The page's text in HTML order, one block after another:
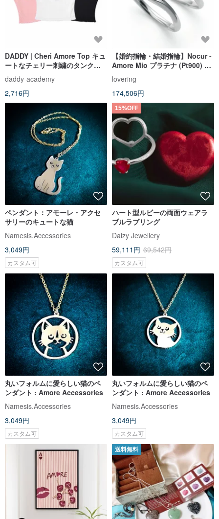
DADDY | Cheri Amore Top キュ
ートなチェリー刺繍のタンクト
ップ
daddy-academy
2,716円
【婚約指輪・結婚指輪】Nocur -
Amore Mio プラチナ (Pt900) 結
婚指輪
lovering
174,506円
ペンダント：アモーレ・アクセ
サリーのキュートな猫
Namesis.Accessories
3,049円
カスタム可
15%OFF
ハート型ルビーの両面ウェアラ
ブルラブリング
Daizy Jewellery
59,111円 69,542円
カスタム可
丸いフォルムに愛らしい猫のペ
ンダント : Amore Accessories
Namesis.Accessories
3,049円
カスタム可
丸いフォルムに愛らしい猫のペ
ンダント : Amore Accessories
Namesis.Accessories
3,049円
カスタム可
送料無料